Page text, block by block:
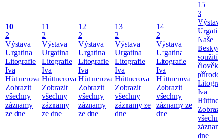
10
2
Výstava
Urgatina
Litografie
Iva
Hüttnerova
Zobrazit
všechny
záznamy
ze dne
11
2
Výstava
Urgatina
Litografie
Iva
Hüttnerova
Zobrazit
všechny
záznamy
ze dne
12
2
Výstava
Urgatina
Litografie
Iva
Hüttnerova
Zobrazit
všechny
záznamy
ze dne
13
2
Výstava
Urgatina
Litografie
Iva
Hüttnerova
Zobrazit
všechny
záznamy ze
dne
14
2
Výstava
Urgatina
Litografie
Iva
Hüttnerova
Zobrazit
všechny
záznamy ze
dne
15
3
Naše
soužití
Iva
dne